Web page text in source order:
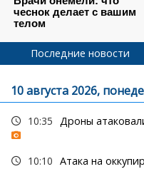
Последние новости
10 августа 2026,
10:35 Дроны
10:10 Атака на